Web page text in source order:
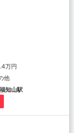
万円
他
知山駅